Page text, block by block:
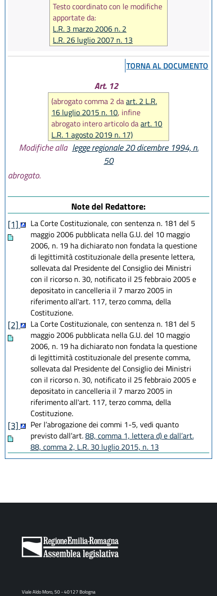
Testo coordinato con le modifiche
apportate da:
L.R. 3 marzo 2006 n. 2
L.R. 26 luglio 2007 n. 13
L.R. 23 luglio 2010 n. 7
L.R. 20 dicembre 2013 n. 28
L.R. 16 luglio 2015 n. 10
L.R. 30 luglio 2015, n. 13
L.R. 16 luglio 2018, n. 9
L.R. 1 agosto 2019 n. 17
L.R. 6 novembre 2019, n. 22
TORNA AL DOCUMENTO
Art. 12
(abrogato comma 2 daart. 2 L.R.
16 luglio 2015 n. 10, infine
abrogato intero articolo daart. 10
L.R. 1 agosto 2019 n. 17)
Modifiche alla legge regionale 20 dicembre 1994, n.
50
abrogato.
Note del Redattore:
[1]
La Corte Costituzionale, con sentenza n. 181 del 5
maggio 2006 pubblicata nella G.U. del 10 maggio
2006, n. 19 ha dichiarato non fondata la questione
di legittimità costituzionale della presente lettera,
sollevata dal Presidente del Consiglio dei Ministri
con il ricorso n. 30, notificato il 25 febbraio 2005 e
depositato in cancelleria il 7 marzo 2005 in
riferimento all'art. 117, terzo comma, della
Costituzione.
[2]
La Corte Costituzionale, con sentenza n. 181 del 5
maggio 2006 pubblicata nella G.U. del 10 maggio
2006, n. 19 ha dichiarato non fondata la questione
di legittimità costituzionale del presente comma,
sollevata dal Presidente del Consiglio dei Ministri
con il ricorso n. 30, notificato il 25 febbraio 2005 e
depositato in cancelleria il 7 marzo 2005 in
riferimento all'art. 117, terzo comma, della
Costituzione.
[3] Per l’abrogazione dei commi 1-5, vedi quanto
previsto dall’art.88, comma 1, lettera d) e dall’art.
88, comma 2, L.R. 30 luglio 2015, n. 13
Viale Aldo Moro, 50 - 40127 Bologna